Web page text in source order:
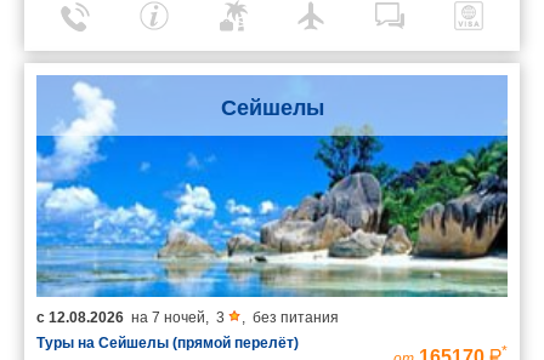
Сейшелы
с 12.08.2026 на 7 ночей 3
без питания
Туры на Сейшелы (прямой перелёт)
*